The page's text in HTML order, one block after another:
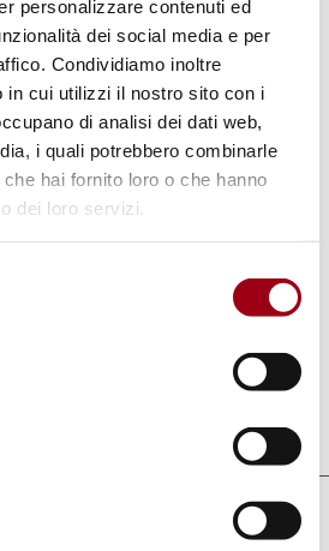
personalizzare contenuti ed
dei social media e per
Condividiamo inoltre
in cui utilizzi il nostro sito con i
di analisi dei dati web,
i quali potrebbero combinarle
hai fornito loro o che hanno
dei loro servizi.
siano chiamati a
ha anche chiesto al
di rispettare e proteggere
e la libertà
le istituzioni di istruzione
Palestinesi Occupati in
obblighi internazionali.
una violazione dei